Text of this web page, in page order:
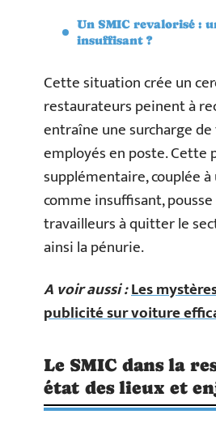
Un SMIC revalorisé :
insuffisant ?
Cette situation crée un
restaurateurs peinent à
entraîne une surcharge
employés en poste. Cette
supplémentaire, couplée
comme insuffisant,
travailleurs à quitter le
ainsi la pénurie.
A voir aussi :Les
publicité sur voiture
Le SMIC dans la
état des lieux et